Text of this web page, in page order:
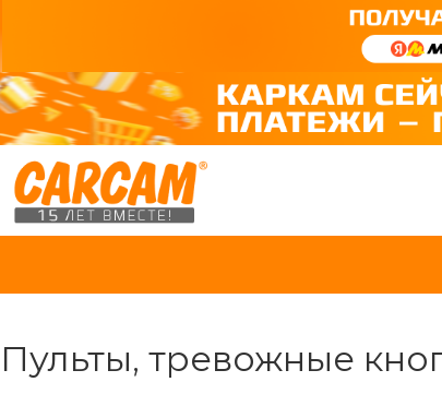
Пульты, тревожные